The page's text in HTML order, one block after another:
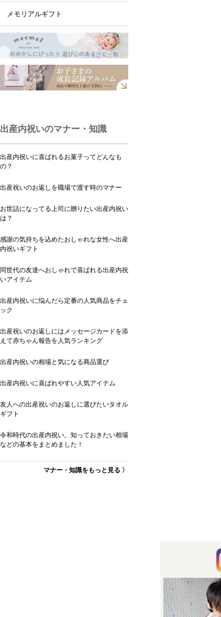
メモリアルギフト
出産内祝いのマナー・知識
出産内祝いに喜ばれるお菓子ってどんなも
の？
出産祝いのお返しを職場で渡す時のマナー
お世話になってる上司に贈りたい出産内祝い
は？
感謝の気持ちを込めたおしゃれな女性へ出産
内祝いギフト
同世代の友達へおしゃれで喜ばれる出産内祝
いアイテム
出産内祝いに悩んだら定番の人気商品をチェ
ック
出産祝いのお返しにはメッセージカードを添
えて赤ちゃん報告を人気ランキング
出産内祝いの相場と気になる商品選び
出産内祝いに喜ばれやすい人気アイテム
友人への出産祝いのお返しに選びたいタオル
ギフト
令和時代の出産内祝い。知っておきたい相場
などの基本をまとめました！
マナー・知識をもっと見る 〉